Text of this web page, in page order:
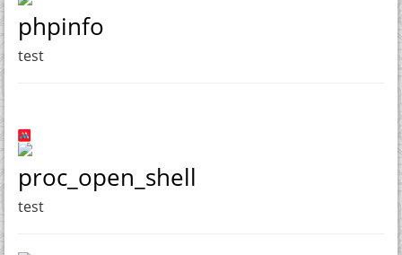
phpinfo
test
proc_open_shell
test